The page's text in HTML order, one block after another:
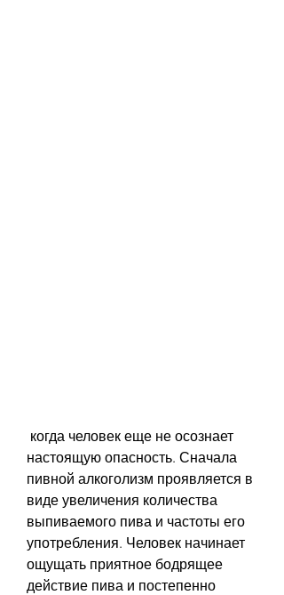
настоящую опасность. Сначала
пивной алкоголизм проявляется в
виде увеличения количества
выпиваемого пива и частоты его
употребления. Человек начинает
ощущать приятное бодрящее
действие пива и постепенно